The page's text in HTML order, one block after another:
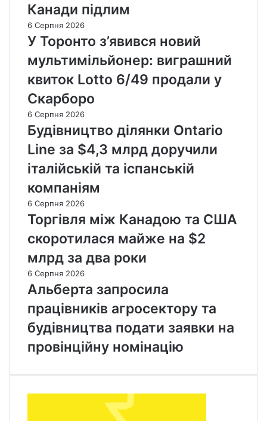
Канади підлим
6 Серпня 2026
У Торонто з’явився новий
мультимільйонер: виграшний
квиток Lotto 6/49 продали у
Скарборо
6 Серпня 2026
Будівництво ділянки Ontario
Line за $4,3 млрд доручили
італійській та іспанській
компаніям
6 Серпня 2026
Торгівля між Канадою та США
скоротилася майже на $2
млрд за два роки
6 Серпня 2026
Альберта запросила
працівників агросектору та
будівництва подати заявки на
провінційну номінацію